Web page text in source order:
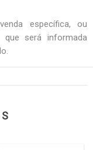
específica, ou
que será informada